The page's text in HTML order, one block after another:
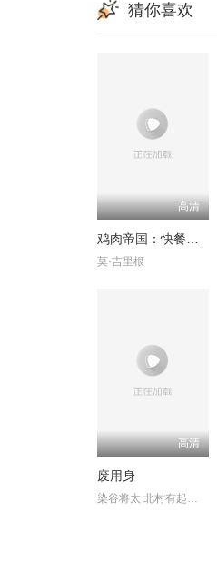
猜你喜欢
高清
鸡肉帝国：快餐阴谋
莫·吉里根
高清
废用身